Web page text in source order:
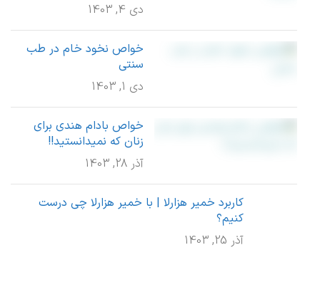
دی 4, 1403
خواص نخود خام در طب
سنتی
دی 1, 1403
خواص بادام هندی برای
زنان که نمیدانستید!!
آذر 28, 1403
کاربرد خمیر هزارلا | با خمیر هزارلا چی درست
کنیم؟
آذر 25, 1403